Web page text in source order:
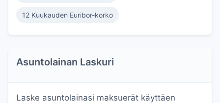
12 Kuukauden Euribor-korko
Asuntolainan Laskuri
Laske asuntolainasi maksuerät käyttäen